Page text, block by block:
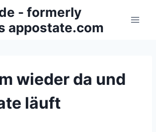
- formerly
appostate.com
wieder da und
läuft